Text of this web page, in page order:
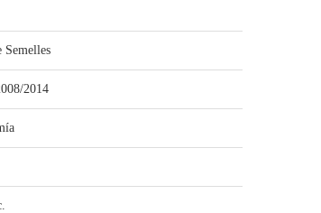
Semelles
2014